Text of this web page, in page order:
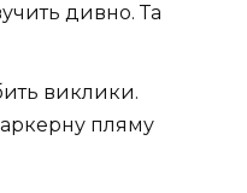
дивно. Та
виклики.
пляму